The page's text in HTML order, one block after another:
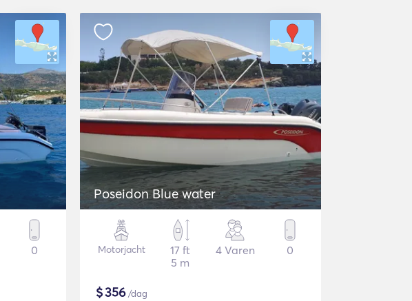
0
Poseidon Blue water
Motorjacht
17 ft
5 m
4 Varen 0
$356/dag